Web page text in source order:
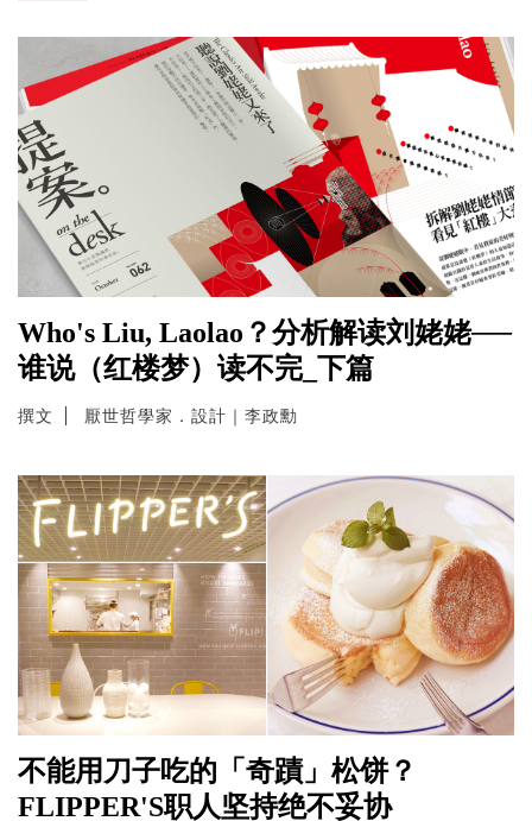
Who's Liu, Laolao？分析解读刘姥姥──
谁说（红楼梦）读不完_下篇
撰文 厭世哲學家．設計｜李政勳
不能用刀子吃的「奇蹟」松饼？
FLIPPER'S职人坚持绝不妥协